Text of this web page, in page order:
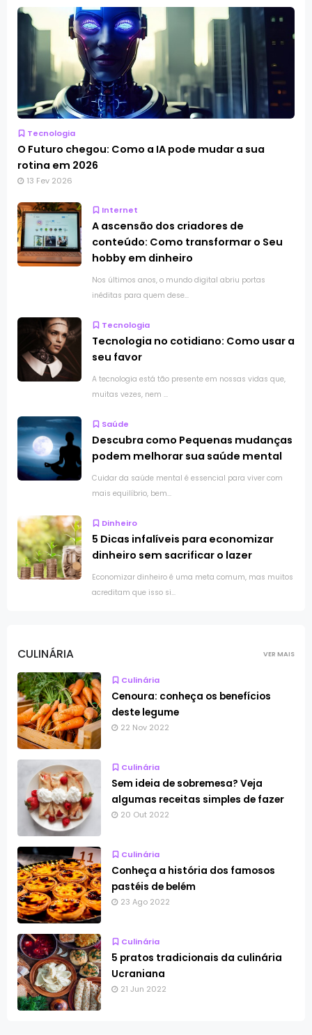
Tecnologia
O Futuro chegou: Como a IA pode mudar a sua
rotina em 2026
13 Fev 2026
Internet
A ascensão dos criadores de
conteúdo: Como transformar o Seu
hobby em dinheiro
Nos últimos anos, o mundo digital abriu portas
inéditas para quem dese...
Tecnologia
Tecnologia no cotidiano: Como usar a
seu favor
A tecnologia está tão presente em nossas vidas que,
muitas vezes, nem ...
Saúde
Descubra como Pequenas mudanças
podem melhorar sua saúde mental
Cuidar da saúde mental é essencial para viver com
mais equilíbrio, bem...
Dinheiro
5 Dicas infalíveis para economizar
dinheiro sem sacrificar o lazer
Economizar dinheiro é uma meta comum, mas muitos
acreditam que isso si...
VER MAIS
CULINÁRIA
Culinária
Cenoura: conheça os benefícios
deste legume
22 Nov 2022
Culinária
Sem ideia de sobremesa? Veja
algumas receitas simples de fazer
20 Out 2022
Culinária
Conheça a história dos famosos
pastéis de belém
23 Ago 2022
Culinária
5 pratos tradicionais da culinária
Ucraniana
21 Jun 2022